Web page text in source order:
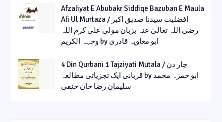
Afzaliyat E Abubakr Siddiqe Bazuban E Maula
Ali Ul Murtaza / افضلیت سیدنا صدیق اکبر
رضی اللہ تعالیٰ عنہ بزبان مولی علی کرم اللہ
وجہہ الکریم by ابو معاویہ قادری
4 Din Qurbani 1 Tajziyati Mutala / چار دن
قربانی ایک تجزیاتی مطالعہ by ابو حمزہ محمد
سلیمان رضا خان حنفی